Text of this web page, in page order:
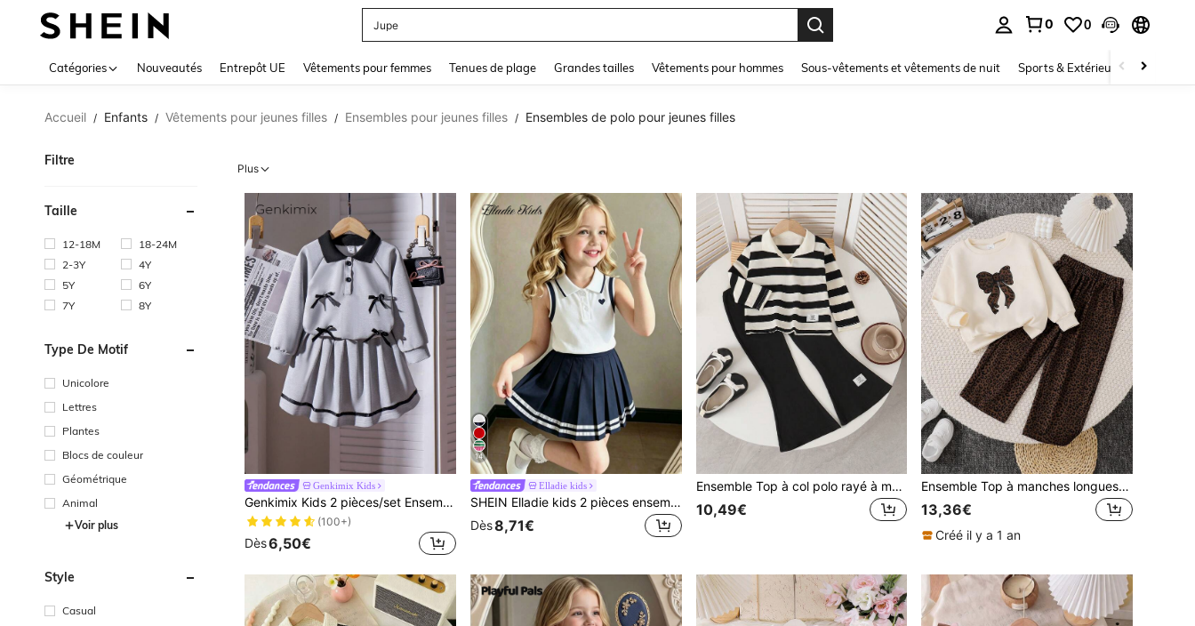
Jupe
0 0
Catégories Nouveautés Entrepôt UE Vêtements pour femmes Tenues de plage Grandes tailles Vêtements pour hommes Sous-vêtements et vêtements de nuit Sports & Extérieur Enfants
Accueil / Enfants / Vêtements pour jeunes filles / Ensembles pour jeunes filles / Ensembles de polo pour jeunes filles
Filtre
Taille
12-18M
18-24M
2-3Y
4Y
5Y
6Y
7Y
8Y
Type De Motif
Unicolore
Lettres
Plantes
Blocs de couleur
Géométrique
Animal
Voir plus
Style
Casual
Plus
Genkimix Kids
Genkimix Kids 2 pièces/set Ensemble de vêtements pour jeunes filles avec Top à manches longues à col avec nœud aux poignets et jupe, Noir et Gris, Top de gamme, Ensemble de vêtements pour enfants en automne
(100+)
Dès6,50€
14
Elladie kids
SHEIN Elladie kids 2 pièces ensemble de style scolaire pour jeune fille, débardeur avec imprimé cœur col cranté et jupe plissée avec bordure de ruban, convient pour la saison de la rentrée scolaire en été
Dès8,71€
Ensemble Top à col polo rayé à manches longues + pantalon évasé casual pour jeunes filles
10,49€
Ensemble Top à manches longues avec nœud imprimé léopard et pantalon décontracté Automne/Hiver, ensemble nœud léopard, adorable pour fille, Sweat-shirt-shirt en polaire + pantalon léopard, tenue mignonne pour jeune fille, fondre le cœur, extrêmement adorable
13,36€
Créé il y a 1 an